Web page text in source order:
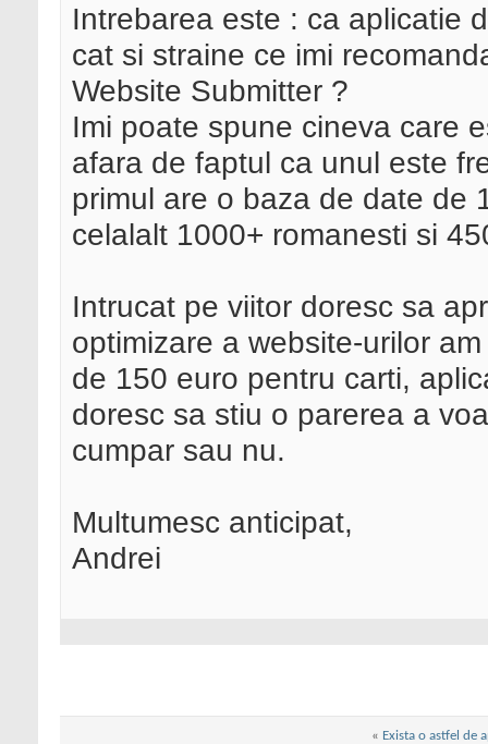
Intrebarea este : ca aplicatie
cat si straine ce imi
Website Submitter ?
Imi poate spune cineva care
afara de faptul ca unul este
primul are o baza de date de
celalalt 1000+ romanesti si
Intrucat pe viitor doresc sa
optimizare a website-urilor
de 150 euro pentru carti,
doresc sa stiu o parerea a
cumpar sau nu.
Multumesc anticipat,
Andrei
« Exista o astfel de